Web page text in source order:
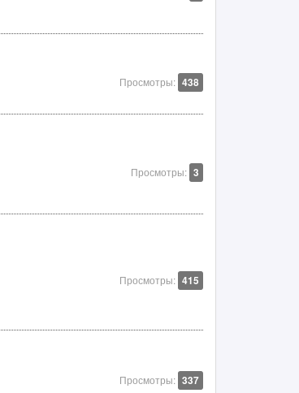
Просмотры: 438
Просмотры: 3
Просмотры: 415
Просмотры: 337